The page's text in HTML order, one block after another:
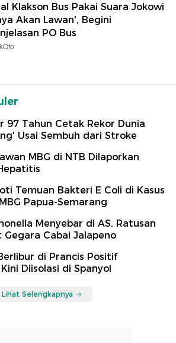
Klakson Bus Pakai Suara Jokowi
Akan Lawan', Begini
PO Bus
97 Tahun Cetak Rekor Dunia
Usai Sembuh dari Stroke
MBG di NTB Dilaporkan
Temuan Bakteri E Coli di Kasus
Papua-Semarang
Menyebar di AS, Ratusan
Gegara Cabai Jalapeno
di Prancis Positif
Diisolasi di Spanyol
Lihat Selengkapnya